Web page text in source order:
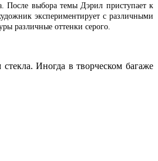
После выбора темы Дэрил приступает к
экспериментирует с различными
различные оттенки серого.
Иногда в творческом багаже